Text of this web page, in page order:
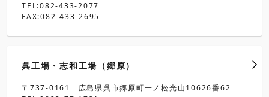
TEL:082-433-2077
FAX:082-433-2695
呉工場・志和工場（郷原）
〒737-0161 広島県呉市郷原町一ノ松光山10626番62